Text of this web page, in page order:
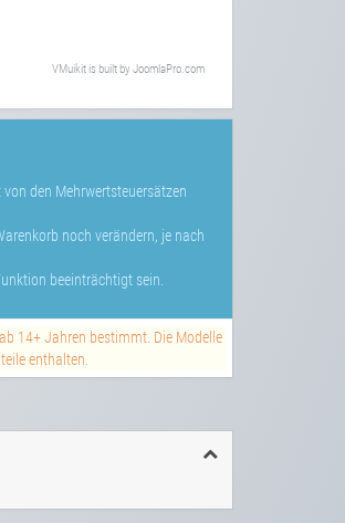
VMuikit is built by JoomlaPro.com
den Mehrwertsteuersätzen
noch verändern, je nach
beeinträchtigt sein.
14+ Jahren bestimmt. Die Modelle
enthalten.